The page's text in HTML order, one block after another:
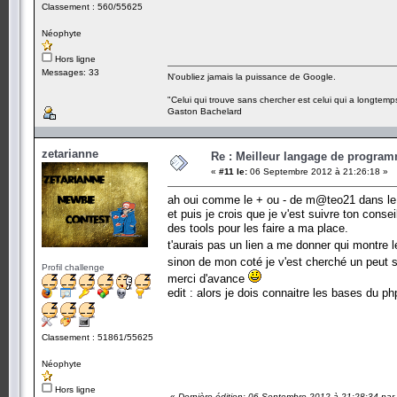
Classement : 560/55625
Néophyte
Hors ligne
Messages: 33
N'oubliez jamais la puissance de Google.
"Celui qui trouve sans chercher est celui qui a
Gaston Bachelard
zetarianne
Profil challenge
Classement : 51861/55625
Néophyte
Hors ligne
Re : Meilleur langage de
« #11 le: 06 Septembre 2012 à 21:26:18 »
ah oui comme le + ou - de m@teo21 dans
et puis je crois que je v'est suivre ton
des tools pour les faire a ma place.
t'aurais pas un lien a me donner qui
sinon de mon coté je v'est cherché un peut
merci d'avance
edit : alors je dois connaitre les bases du